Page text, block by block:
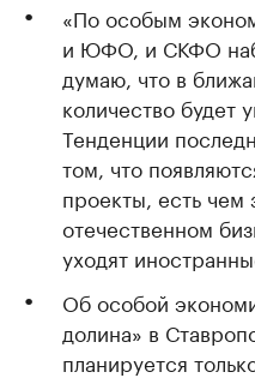
«По особым
и ЮФО, и СКФО
думаю, что в
количество будет
Тенденции
том, что
проекты, есть чем
отечественном
уходят
Об особой
долина» в
планируется